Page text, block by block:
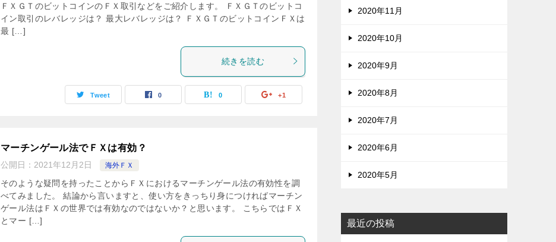
ＦＸＧＴのビットコインのＦＸ取引などをご紹介します。 ＦＸＧＴのビットコ
イン取引のレバレッジは？ 最大レバレッジは？ ＦＸＧＴのビットコインＦＸは
最 […]
続きを読む
Tweet 0 0 +1
マーチンゲール法でＦＸは有効？
公開日： 2021年12月2日 海外ＦＸ
そのような疑問を持ったことからＦＸにおけるマーチンゲール法の有効性を調
べてみました。 結論から言いますと、使い方をきっちり身につければマーチン
ゲール法はＦＸの世界では有効なのではないか？と思います。 こちらではＦＸ
とマー […]
2020年11月
2020年10月
2020年9月
2020年8月
2020年7月
2020年6月
2020年5月
最近の投稿